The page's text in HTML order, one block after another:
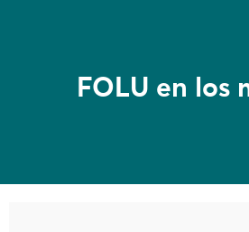
FOLU en los